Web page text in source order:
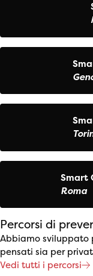
Smart
Roma
Percorsi di
Abbiamo sviluppato
pensati sia per
Vedi tutti i percorsi